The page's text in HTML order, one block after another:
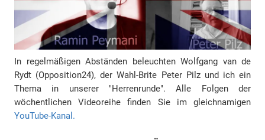
In regelmäßigen Abständen beleuchten Wolfgang van de
Rydt (Opposition24), der Wahl-Brite Peter Pilz und ich ein
Thema in unserer "Herrenrunde". Alle Folgen der
wöchentlichen Videoreihe finden Sie im gleichnamigen
YouTube-Kanal.